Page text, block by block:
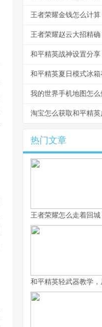
王者荣耀金钱怎么计
王者荣耀赵云大招精
和平精英战神设置分
和平精英夏日模式冰
我的世界手机地图怎
淘宝怎么获取和平精
热门文章
王者荣耀怎么走着回
和平精英轻武器教学